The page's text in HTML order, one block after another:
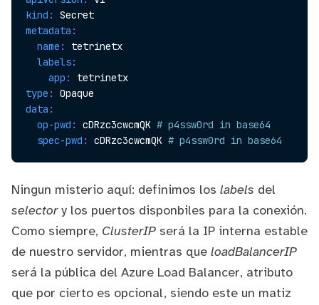
kind :
metadata :
name :
tetrinetx
labels:
app :
type :
data :
op-pwd : cDRzc3cwcmQK # p4ssw0rd in base64
spec-pwd : cDRzc3cwcmQK # p4ssw0rd in base64
Ningun misterio aquí: definimos los labels del
selectory los puertos disponbiles para la conexión.
Como siempre, ClusterIP será la IP interna estable
de nuestro servidor, mientras que loadBalancerIP
será la pública del Azure Load Balancer, atributo
que por cierto es opcional, siendo este un matiz